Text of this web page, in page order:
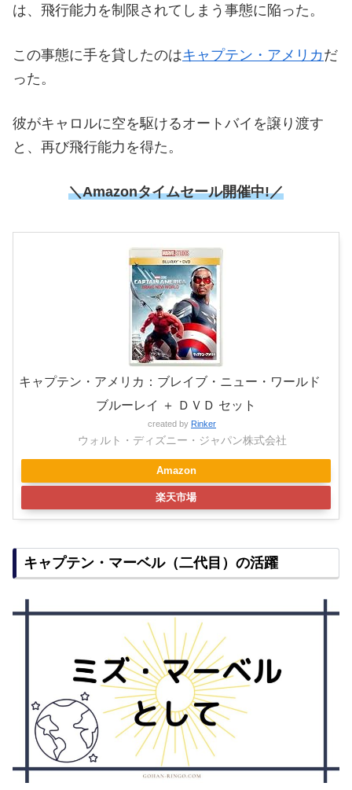
は、飛行能力を制限されてしまう事態に陥った。
この事態に手を貸したのはキャプテン・アメリカだ
った。
彼がキャロルに空を駆けるオートバイを譲り渡す
と、再び飛行能力を得た。
＼Amazonタイムセール開催中!／
キャプテン・アメリカ：ブレイブ・ニュー・ワールド
ブルーレイ ＋ ＤＶＤ セット
created by Rinker
ウォルト・ディズニー・ジャパン株式会社
Amazon
楽天市場
キャプテン・マーベル（二代目）の活躍